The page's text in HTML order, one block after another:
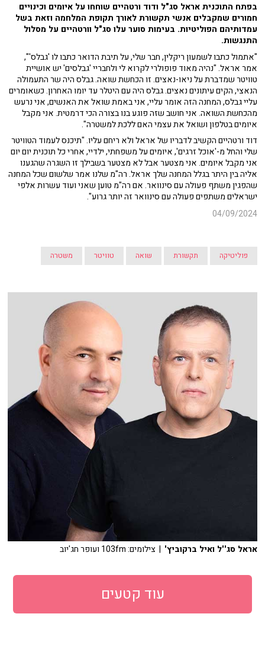
בפתח התוכנית אראל סג"ל ודוד ורטהיים שוחחו על איומים וכינויים
חמורים שמקבלים אנשי תקשורת לאורך תקופת המלחמה וזאת בשל
עמדותיהם הפוליטיות. בעימות סוער עלו סג"ל וורטהיים על מסלול
התנגשות.
"אתמול כתבו לשמעון ריקלין, חבר שלי, על תיבת הדואר כתבו לו 'גבלס'",
אמר אראל. "נהיה מאוד פופולרי לקרוא לי ולחבריי 'גבלסים' יש אושיית
טוויטר שמדברת על ניאו-נאצים. זו הכחשת שואה. גבלס היה שר התעמולה
הנאצי, הקים עיתונים נאצים. גבלס היה עם היטלר עד יומו האחרון. כשאומרים
עליי גבלס, המחנה הזה אומר עליי, אני באמת שואל את האנשים, אני נרעש
מהכחשת השואה. אני חושב שזה פוגע בנו בצורה הכי דרמטית. אני מקבל
איומים בטלפון ושואל את עצמי האם ללכת למשטרה".
דוד ורטהיים הקשיב לדבריו של אראל ולא ריחם עליו. "תיכנס לעמוד הטוויטר
שלי והחל מ-'אוכל זרגים', איומים על משפחתי, ילדיי, אחרי כל תוכנית יום יום
אני מקבל איומים. אני מצטער אבל לא מצטער בשבילך זו השגרה שהגענו
אליה בין היתר בגלל המחנה שלך אראל. רה"מ שלנו אמר שלשום שכל המחנה
שהפגין משתף פעולה עם סינוואר. אם רה"מ טוען שאני ועוד עשרות אלפי
ישראלים משתפים פעולה עם סינוואר זה יותר גרוע".
04/09/2024
פוליטיקה תקשורת שואה טוויטר משטרה
אראל סג''ל ואיל ברקוביץ' | צילומים: 103fm ועופר חג'יוב
עוד קטעים